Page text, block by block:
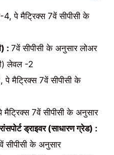
पे मैट्रिक्स 7वें सीपीसी के
: 7वें सीपीसी के अनुसार लोअर
लेवल -2
मैट्रिक्स 7वें सीपीसी के
7वें सीपीसी के अनुसार
ड्राइवर (साधारण ग्रेड) :
सीपीसी के अनुसार